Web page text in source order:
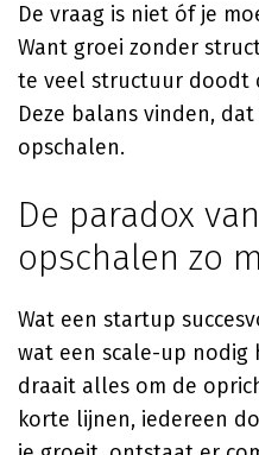
De vraag is niet óf je
Want groei zonder
te veel structuur doodt
Deze balans vinden,
opschalen.
De paradox
opschalen zo
Wat een startup
wat een scale-up nodig
draait alles om de
korte lijnen, iedereen